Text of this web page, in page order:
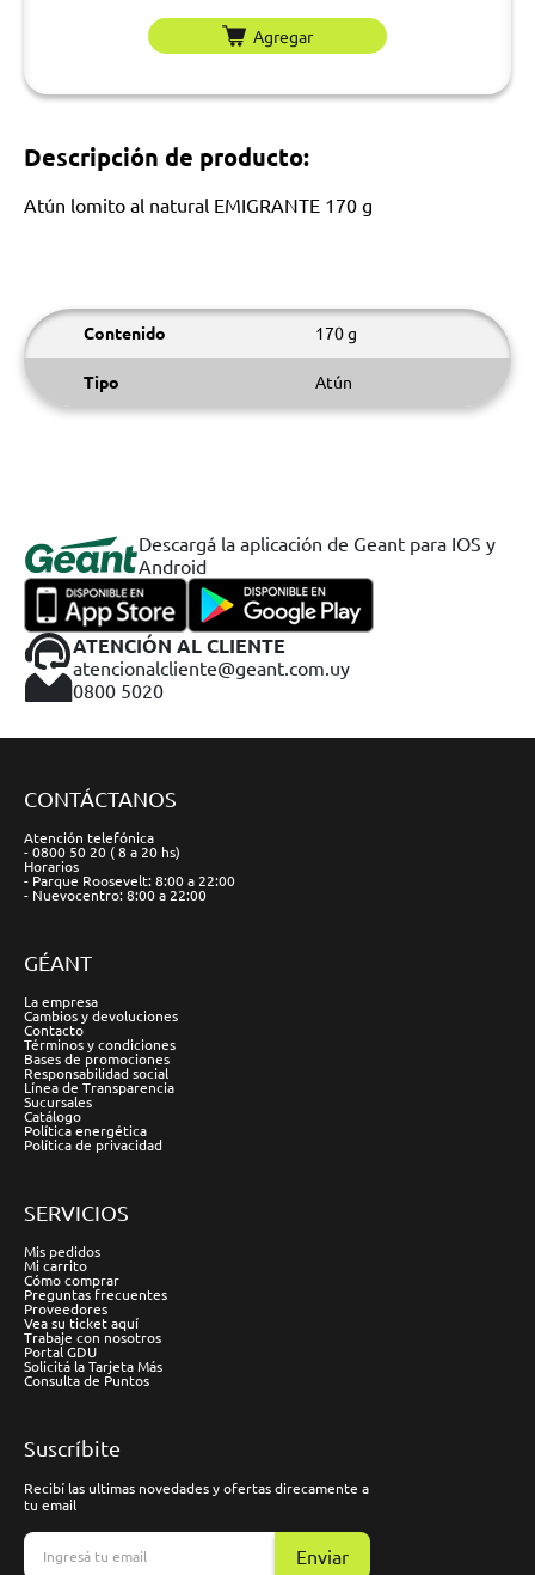
Agregar
Descripción de producto:
Atún lomito al natural EMIGRANTE 170 g
Contenido 170 g
Tipo Atún
Descargá la aplicación de Geant para IOS y
Android
ATENCIÓN AL CLIENTE
atencionalcliente@geant.com.uy
0800 5020
CONTÁCTANOS
Atención telefónica
- 0800 50 20 ( 8 a 20 hs)
Horarios
- Parque Roosevelt: 8:00 a 22:00
- Nuevocentro: 8:00 a 22:00
GÉANT
La empresa
Cambios y devoluciones
Contacto
Términos y condiciones
Bases de promociones
Responsabilidad social
Línea de Transparencia
Sucursales
Catálogo
Política energética
Política de privacidad
SERVICIOS
Mis pedidos
Mi carrito
Cómo comprar
Preguntas frecuentes
Proveedores
Vea su ticket aquí
Trabaje con nosotros
Portal GDU
Solicitá la Tarjeta Más
Consulta de Puntos
Suscríbite
Recibí las ultimas novedades y ofertas direcamente a
tu email
Enviar